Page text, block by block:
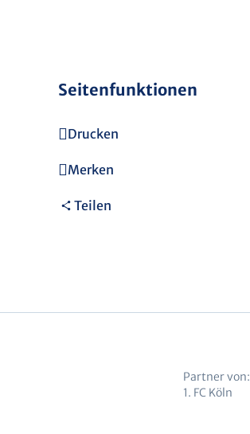
Seitenfunktionen
Drucken
Merken
Teilen
Partner von:
1. FC Köln